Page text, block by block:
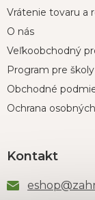
Vrátenie tovaru a
O nás
Veľkoobchodný
Program pre
Obchodné
Ochrana
Kontakt
eshop@